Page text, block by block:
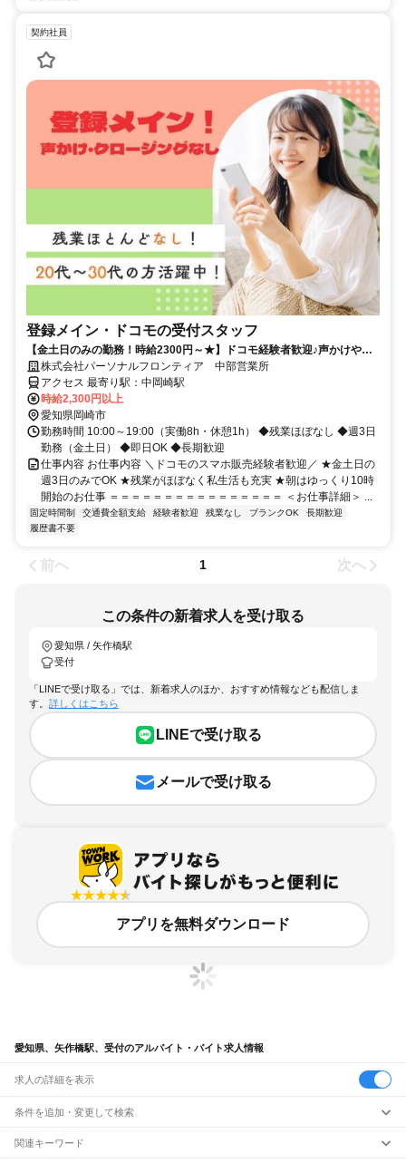
契約社員
登録メイン・ドコモの受付スタッフ
【金土日のみの勤務！時給2300円～★】ドコモ経験者歓迎♪声かけやク
ロージングはナシ！
株式会社パーソナルフロンティア 中部営業所
アクセス 最寄り駅：中岡崎駅
時給2,300円以上
愛知県岡崎市
勤務時間 10:00～19:00（実働8h・休憩1h） ◆残業ほぼなし ◆週3日
勤務（金土日） ◆即日OK ◆長期歓迎
仕事内容 お仕事内容 ＼ドコモのスマホ販売経験者歓迎／ ★金土日の
週3日のみでOK ★残業がほぼなく私生活も充実 ★朝はゆっくり10時
開始のお仕事 ＝＝＝＝＝＝＝＝＝＝＝＝＝＝＝＝ ＜お仕事詳細＞ ...
固定時間制 交通費全額支給 経験者歓迎 残業なし ブランクOK
長期歓迎
履歴書不要
前へ 1 次へ
この条件の新着求人を受け取る
愛知県 / 矢作橋駅
受付
「LINEで受け取る」では、新着求人のほか、おすすめ情報なども配信しま
す。 詳しくはこちら
LINEで受け取る
メールで受け取る
アプリを無料ダウンロード
愛知県、矢作橋駅、受付のアルバイト・バイト求人情報
求人の詳細を表示
条件を追加・変更して検索
市区町村を追加・変更
関連キーワード